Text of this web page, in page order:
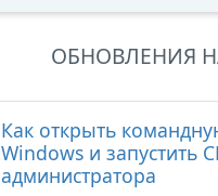
ОБНОВЛЕНИЯ
Как открыть
Windows и запустить
администратора